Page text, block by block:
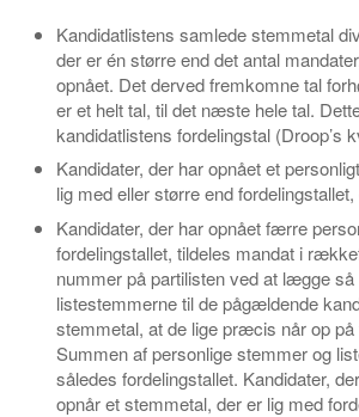
Kandidatlistens samlede stemmetal
der er én større end det antal
opnået. Det derved fremkomne tal
er et helt tal, til det næste hele tal.
kandidatlistens fordelingstal (Droop’s
Kandidater, der har opnået et
lig med eller større end
Kandidater, der har opnået færre
fordelingstallet, tildeles mandat i
nummer på partilisten ved at lægge så
listestemmerne til de pågældende
stemmetal, at de lige præcis når op på
Summen af personlige stemmer og
således fordelingstallet. Kandidater,
opnår et stemmetal, der er lig med